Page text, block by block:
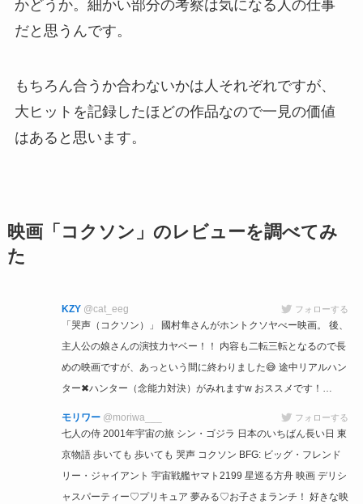
かどうか。細かい部分の考察は気になる人の仕事
だと思うんです。
もちろん合うか合わないかは人それぞれですが、
大ヒットを記録したほどの作品なので一見の価値
はあると思います。
映画「コクソン」のレビューを調べてみ
た
KZY @cat_eeg フォローする
「哭声（コクソン）」 國村隼さんがホントクソヤべー映画。 後、
主人公の娘さんの演技力ヤベー！！ 内容も二転三転となるので長
めの映画ですが、あっという間に終わりました😅 途中リアルハン
ター✖︎ハンター（念能力対決）がみれますw おススメです！…
モリワー @moriwa___ フォローする
七人の侍 2001年宇宙の旅 シン・ゴジラ 日本のいちばん長い日 東
京物語 歩いても 歩いても 哭声 コクソン BFG: ビッグ・フレンド
リー・ジャイアント 宇宙戦艦ヤマト2199 星巡る方舟 映画 デリシ
ャスパーティー♡プリキュア 夢みる♡お子さまランチ！ 好きな映